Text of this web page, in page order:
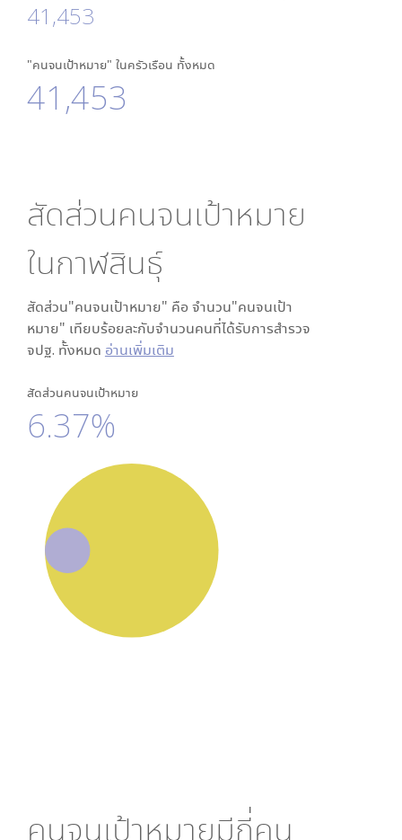
41,453
"คนจนเป้าหมาย" ในครัวเรือน ทั้งหมด
41,453
สัดส่วนคนจนเป้าหมาย
ในกาฬสินธุ์
สัดส่วน"คนจนเป้าหมาย" คือ จำนวน"คนจนเป้า
หมาย" เทียบร้อยละกับจำนวนคนที่ได้รับการสำรวจ
จปฐ. ทั้งหมด อ่านเพิ่มเติม
สัดส่วนคนจนเป้าหมาย
6.37%
คนจนเป้าหมายมีกี่คน